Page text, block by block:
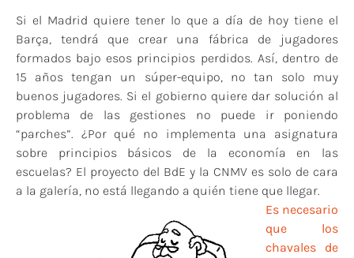
Si el Madrid quiere tener lo que a día de hoy tiene el
Barça, tendrá que crear una fábrica de jugadores
formados bajo esos principios perdidos. Así, dentro de
15 años tengan un súper-equipo, no tan solo muy
buenos jugadores. Si el gobierno quiere dar solución al
problema de las gestiones no puede ir poniendo
“parches”. ¿Por qué no implementa una asignatura
sobre principios básicos de la economía en las
escuelas? El proyecto del BdE y la CNMV es solo de cara
a la galería, no está llegando a quién tiene que llegar.
Es necesario
que los
chavales de